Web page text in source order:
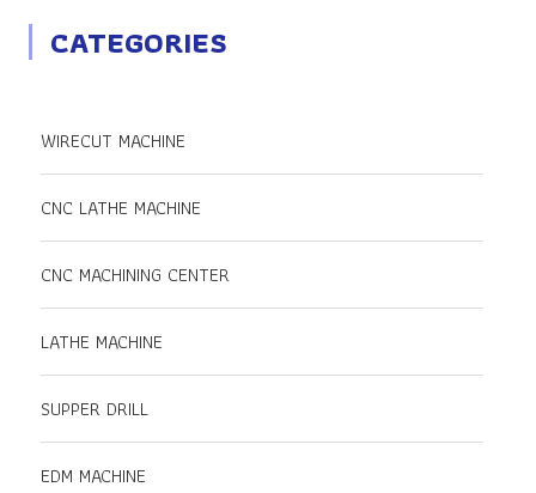
CATEGORIES
WIRECUT MACHINE
CNC LATHE MACHINE
CNC MACHINING CENTER
LATHE MACHINE
SUPPER DRILL
EDM MACHINE